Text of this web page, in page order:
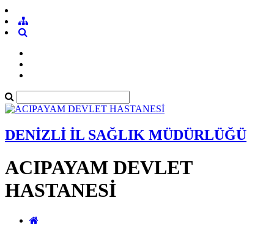
DENİZLİ İL SAĞLIK MÜDÜRLÜĞÜ
ACIPAYAM DEVLET
HASTANESİ